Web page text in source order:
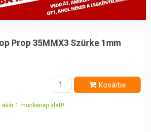
Prop 35MMX3 Szürke 1mm
Kosárba
1 munkanap alatt!